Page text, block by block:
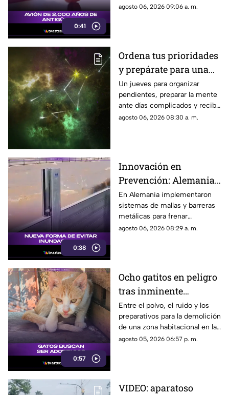
0:41
perplejos a los científicos por
agosto 06, 2026 09:06 a. m.
Ordena tus prioridades
y prepárate para una
sorpresa muy positiva
Un jueves para organizar
pendientes, preparar la mente
ante días complicados y recibir
una buena noticia que
agosto 06, 2026 08:30 a. m.
0:38
Innovación en
Prevención: Alemania
Implementa Barreras
Metálicas contra
Inundaciones
En Alemania implementaron
sistemas de mallas y barreras
metálicas para frenar
inundaciones, lodo y
agosto 06, 2026 08:29 a. m.
0:57
Ocho gatitos en peligro
tras inminente
demolición en la
colonia San Agustín de
Acapulco
Entre el polvo, el ruido y los
preparativos para la demolición
de una zona habitacional en la
colonia San Agustín, una
agosto 05, 2026 06:57 p. m.
VIDEO: aparatoso